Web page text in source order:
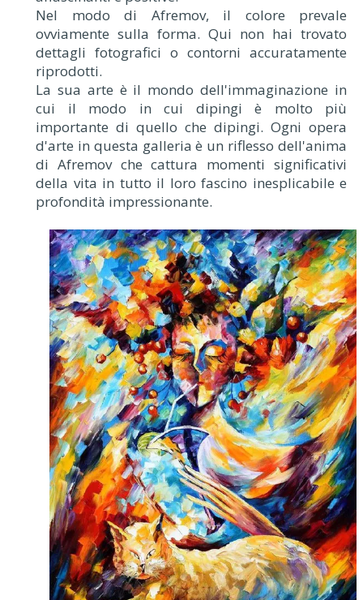
Nel modo di Afremov, il colore prevale
ovviamente sulla forma. Qui non hai trovato
dettagli fotografici o contorni accuratamente
riprodotti.
La sua arte è il mondo dell'immaginazione in
cui il modo in cui dipingi è molto più
importante di quello che dipingi. Ogni opera
d'arte in questa galleria è un riflesso dell'anima
di Afremov che cattura momenti significativi
della vita in tutto il loro fascino inesplicabile e
profondità impressionante.